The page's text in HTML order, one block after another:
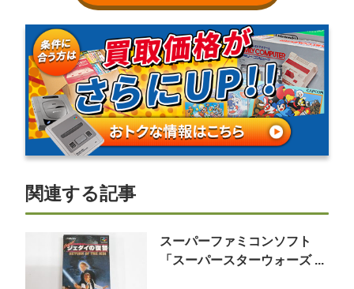
関連する記事
スーパーファミコンソフト
「スーパースターウォーズ ...